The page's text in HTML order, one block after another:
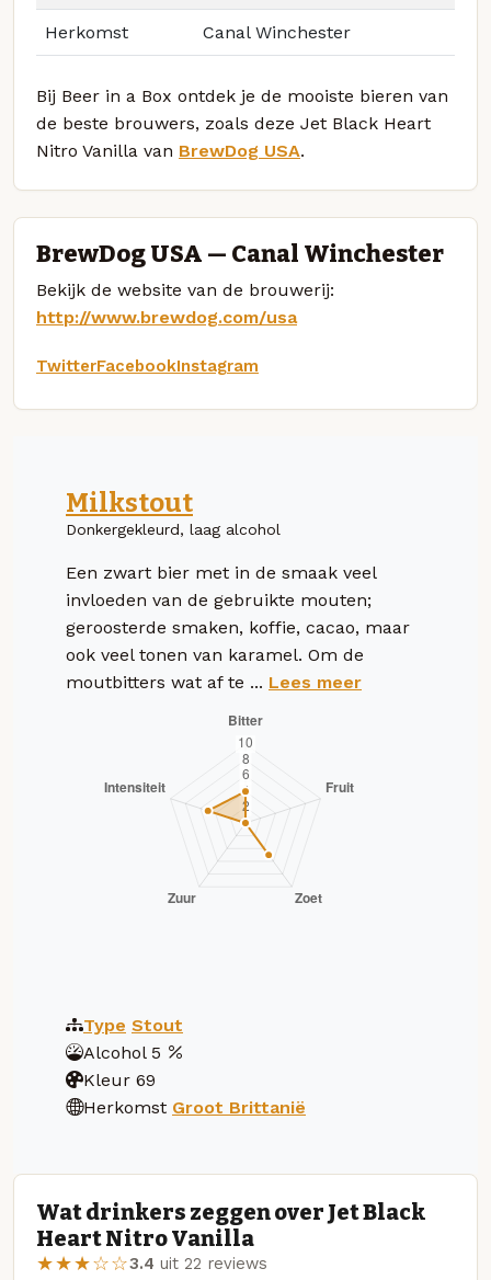
Herkomst Canal Winchester
Bij Beer in a Box ontdek je de mooiste bieren van
de beste brouwers, zoals deze Jet Black Heart
Nitro Vanilla van BrewDog USA.
BrewDog USA — Canal Winchester
Bekijk de website van de brouwerij:
http://www.brewdog.com/usa
TwitterFacebookInstagram
Milkstout
Donkergekleurd, laag alcohol
Een zwart bier met in de smaak veel
invloeden van de gebruikte mouten;
geroosterde smaken, koffie, cacao, maar
ook veel tonen van karamel. Om de
moutbitters wat af te ... Lees meer
Type Stout
Alcohol 5
Kleur 69
Herkomst Groot Brittanië
Wat drinkers zeggen over Jet Black
Heart Nitro Vanilla
★★★☆☆3.4 uit 22 reviews